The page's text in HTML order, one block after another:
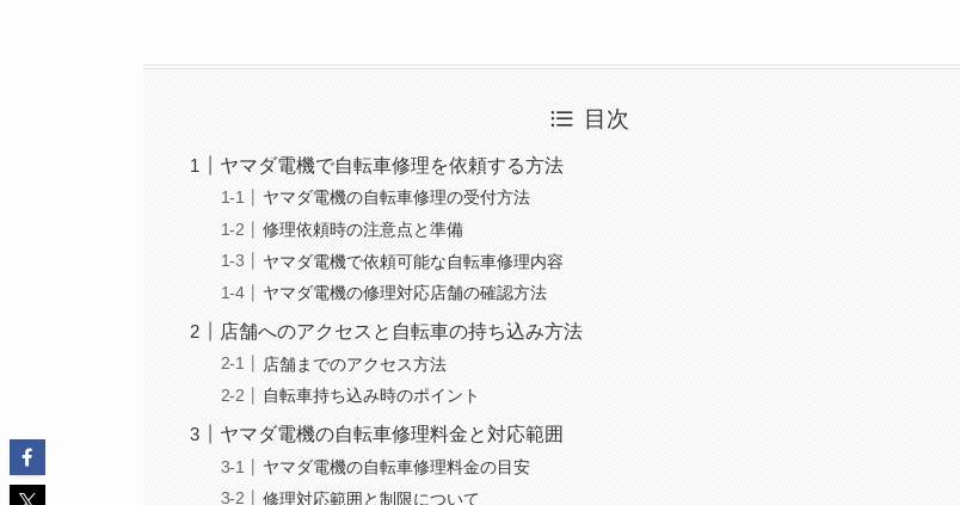
目次
ヤマダ電機で自転車修理を依頼する方法
ヤマダ電機の自転車修理の受付方法
修理依頼時の注意点と準備
ヤマダ電機で依頼可能な自転車修理内容
ヤマダ電機の修理対応店舗の確認方法
店舗へのアクセスと自転車の持ち込み方法
店舗までのアクセス方法
自転車持ち込み時のポイント
ヤマダ電機の自転車修理料金と対応範囲
ヤマダ電機の自転車修理料金の目安
修理対応範囲と制限について